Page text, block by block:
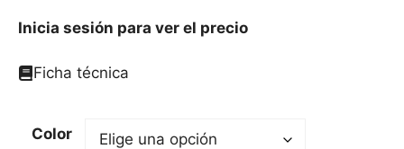
Inicia sesión para ver el precio
Ficha técnica
Color